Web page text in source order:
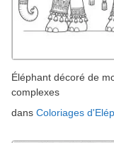
Éléphant décoré de
complexes
dans Coloriages